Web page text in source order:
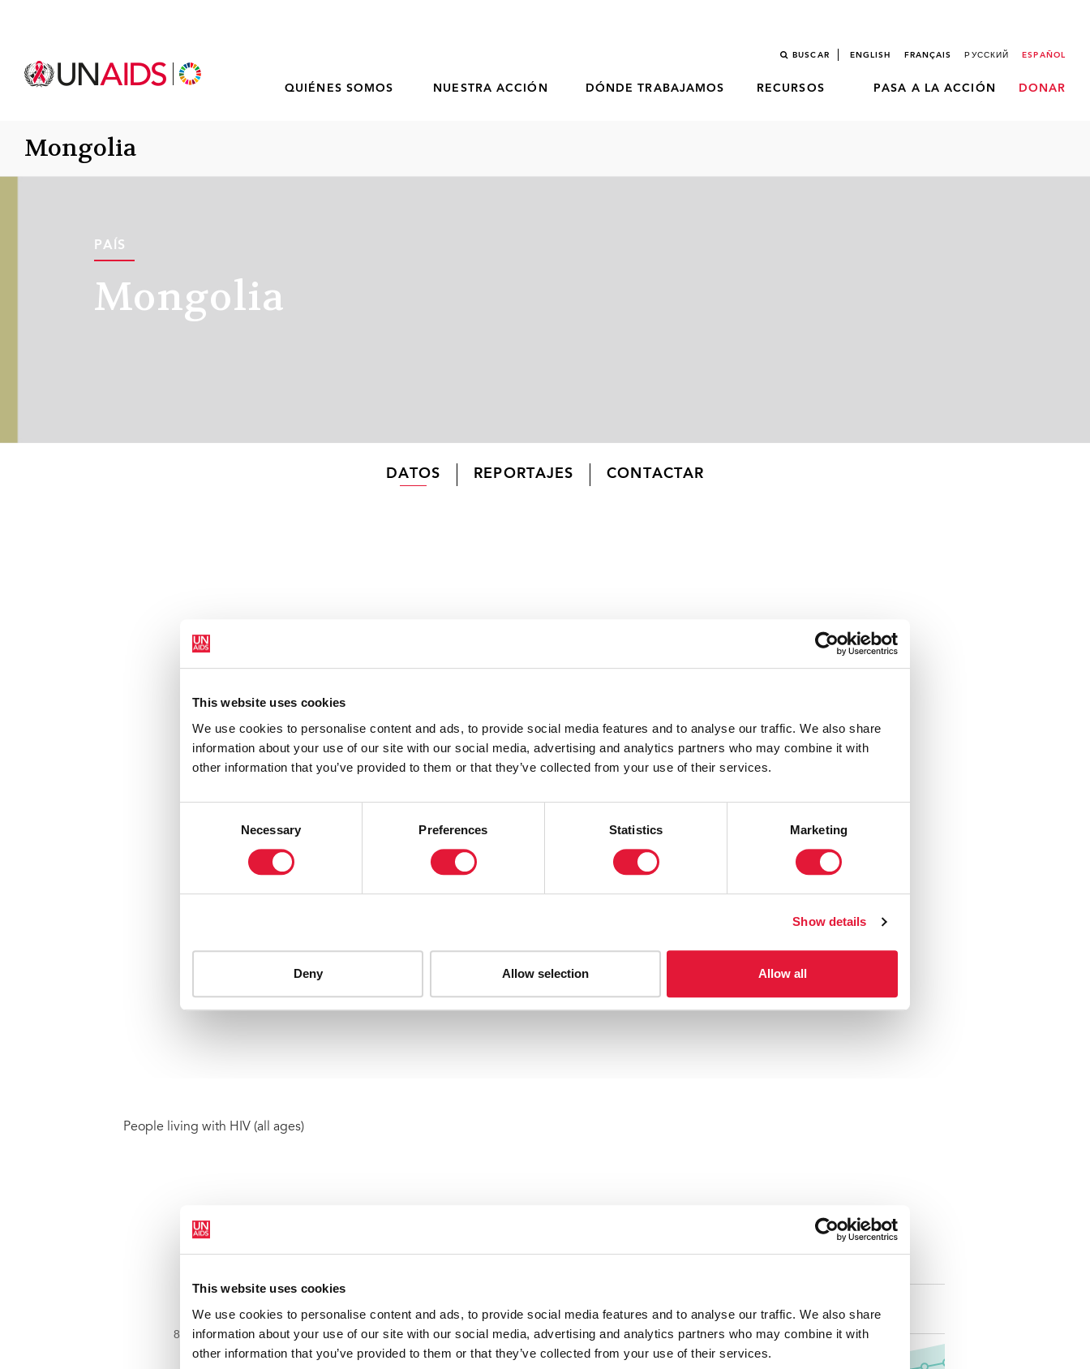
BUSCAR ENGLISH FRANÇAIS РУССКИЙ ESPAÑOL
QUIÉNES SOMOS NUESTRA ACCIÓN DÓNDE TRABAJAMOS RECURSOS PASA A LA ACCIÓN DONAR
Mongolia
PAÍS
Mongolia
DATOS REPORTAJES CONTACTAR
People living with HIV (all ages)